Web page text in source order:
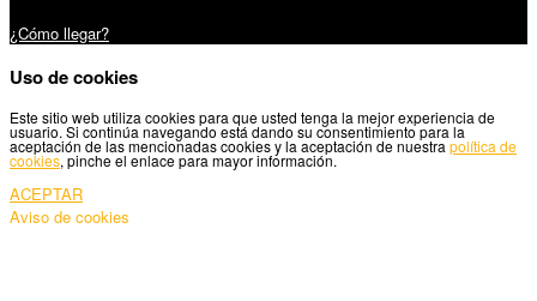
¿Cómo llegar?
Uso de cookies
Este sitio web utiliza cookies para que usted tenga la mejor experiencia de
usuario. Si continúa navegando está dando su consentimiento para la
aceptación de las mencionadas cookies y la aceptación de nuestra política de
cookies, pinche el enlace para mayor información.
ACEPTAR
Aviso de cookies